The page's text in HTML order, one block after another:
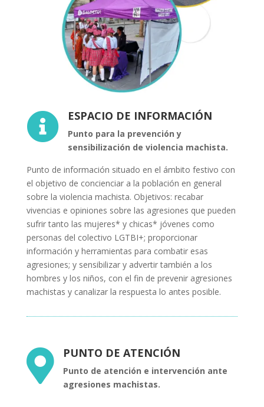
 ESPACIO DE INFORMACIÓN
Punto para la prevención y
sensibilización de violencia machista.
Punto de información situado en el ámbito festivo con
el objetivo de concienciar a la población en general
sobre la violencia machista. Objetivos: recabar
vivencias e opiniones sobre las agresiones que pueden
sufrir tanto las mujeres* y chicas* jóvenes como
personas del colectivo LGTBI+; proporcionar
información y herramientas para combatir esas
agresiones; y sensibilizar y advertir también a los
hombres y los niños, con el fin de prevenir agresiones
machistas y canalizar la respuesta lo antes posible.
 PUNTO DE ATENCIÓN
Punto de atención e intervención ante
agresiones machistas.